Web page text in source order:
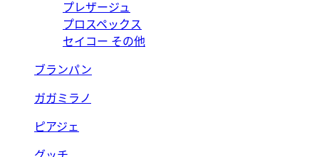
プレザージュ
プロスペックス
セイコー その他
ブランパン
ガガミラノ
ピアジェ